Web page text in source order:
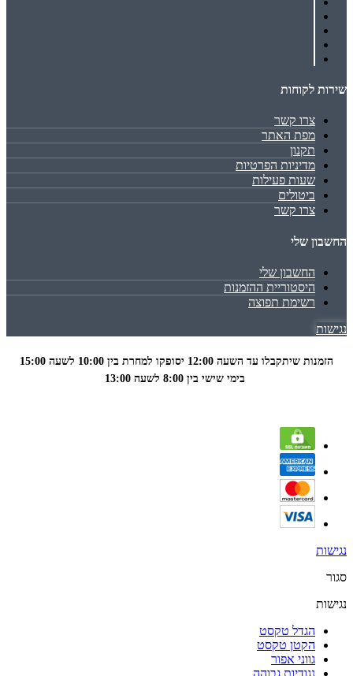
שירות לקוחות
צרו קשר
מפת האתר
תקנון
מדיניות הפרטיות
שעות פעילות
ביטולים
צרו קשר
החשבון שלי
החשבון שלי
היסטוריית ההזמנות
רשימת תפוצה
נגישות
הזמנות שיתקבלו עד השעה 12:00 יסופקו למחרת בין 10:00 לשעה
15:00
נגישות
סגור
נגישות
הגדל טקסט
הקטן טקסט
גווני אפור